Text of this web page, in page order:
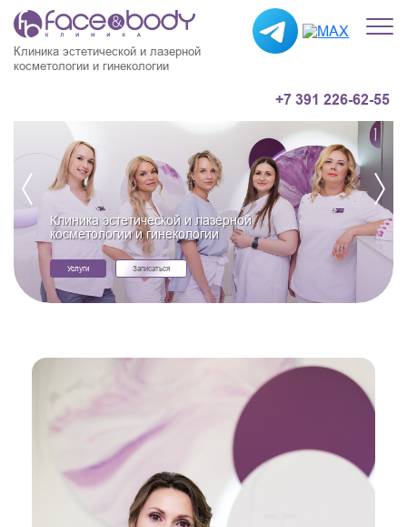
Клиника эстетической и лазерной
косметологии и гинекологии
+7 391 226-62-55
Клиника эстетической и лазерной
косметологии и гинекологии
Услуги Записаться